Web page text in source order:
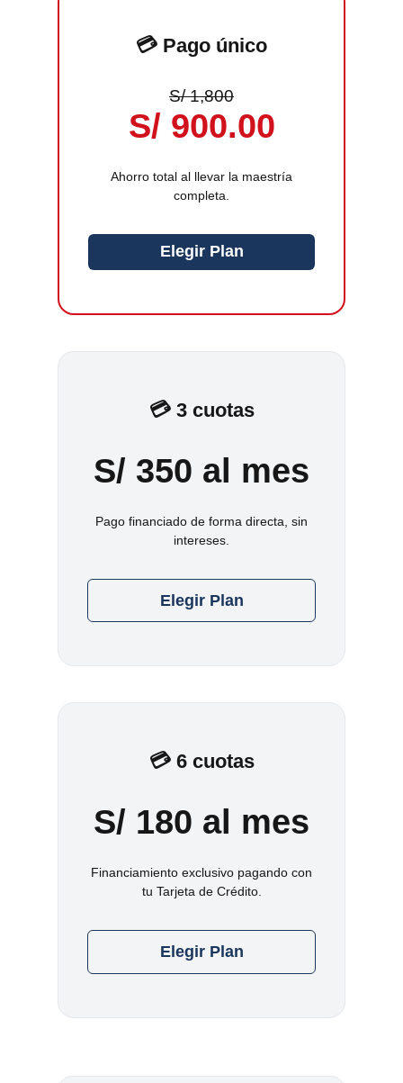
💳 Pago único
S/ 1,800
S/ 900.00
Ahorro total al llevar la maestría
completa.
Elegir Plan
💳 3 cuotas
S/ 350 al mes
Pago financiado de forma directa, sin
intereses.
Elegir Plan
💳 6 cuotas
S/ 180 al mes
Financiamiento exclusivo pagando con
tu Tarjeta de Crédito.
Elegir Plan